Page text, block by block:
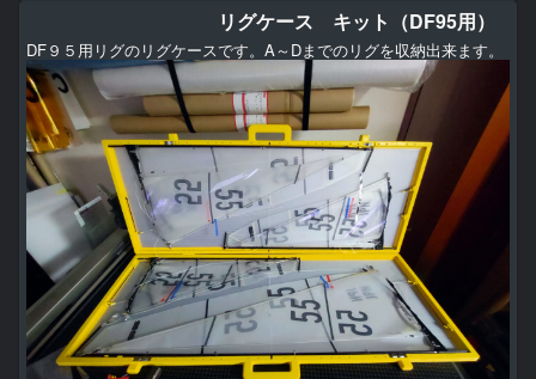
リグケース キット（DF95用）
DF９５用リグのリグケースです。A～Dまでのリグを収納出来ます。